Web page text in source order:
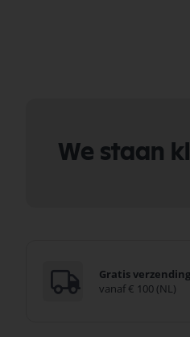
We staan
Gratis verzending
vanaf € 100 (NL)